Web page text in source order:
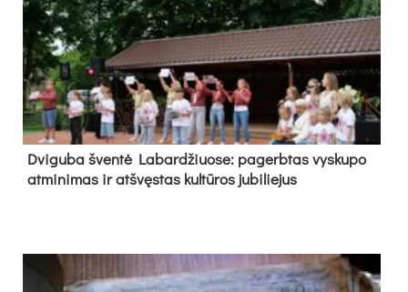
Dvi­gu­ba šven­tė La­bar­džiuo­se: pa­gerb­tas vys­ku­po
at­mi­ni­mas ir at­švęs­tas kul­tū­ros ju­bi­lie­jus